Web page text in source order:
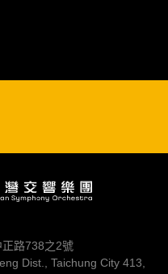
路738之2號
Dist., Taichung City 413,